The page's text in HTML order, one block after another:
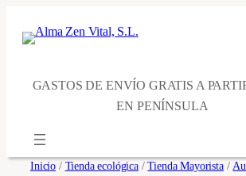
GASTOS DE ENVÍO GRATIS A
EN PENÍNSULA
Inicio / Tienda ecológica/Tienda Mayorista/